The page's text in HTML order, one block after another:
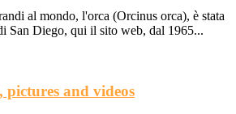
al mondo, l'orca (Orcinus orca), è stata
San Diego, qui il sito web, dal 1965...
pictures and videos